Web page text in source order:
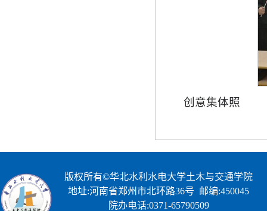
创意集体照
版权所有©华北水利水电大学土木与交通学院
地址:河南省郑州市北环路36号 邮编:450045
院办电话:0371-65790509